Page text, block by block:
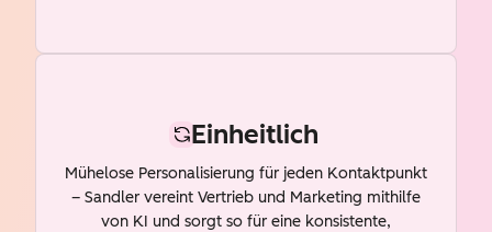
Einheitlich
Mühelose Personalisierung für jeden Kontaktpunkt
– Sandler vereint Vertrieb und Marketing mithilfe
von KI und sorgt so für eine konsistente,